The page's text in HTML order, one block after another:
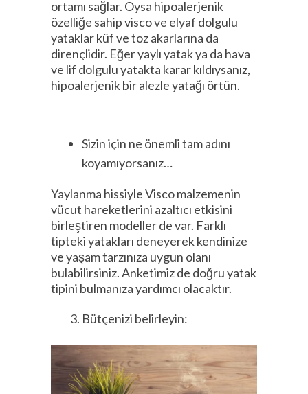
ortamı sağlar. Oysa hipoalerjenik
özelliğe sahip visco ve elyaf dolgulu
yataklar küf ve toz akarlarına da
dirençlidir. Eğer yaylı yatak ya da hava
ve lif dolgulu yatakta karar kıldıysanız,
hipoalerjenik bir alezle yatağı örtün.
Sizin için ne önemli tam adını
koyamıyorsanız…
Yaylanma hissiyle Visco malzemenin
vücut hareketlerini azaltıcı etkisini
birleştiren modeller de var. Farklı
tipteki yatakları deneyerek kendinize
ve yaşam tarzınıza uygun olanı
bulabilirsiniz. Anketimiz de doğru yatak
tipini bulmanıza yardımcı olacaktır.
Bütçenizi belirleyin: